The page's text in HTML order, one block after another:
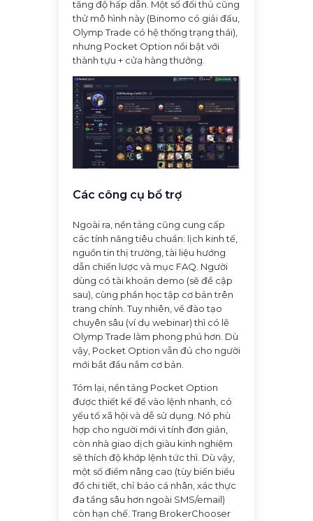
tăng độ hấp dẫn. Một số đối thủ cũng
thử mô hình này (Binomo có giải đấu,
Olymp Trade có hệ thống trạng thái),
nhưng Pocket Option nổi bật với
thành tựu + cửa hàng thưởng.
Các công cụ bổ trợ
Ngoài ra, nền tảng cũng cung cấp
các tính năng tiêu chuẩn: lịch kinh tế,
nguồn tin thị trường, tài liệu hướng
dẫn chiến lược và mục FAQ. Người
dùng có tài khoản demo (sẽ đề cập
sau), cùng phần học tập cơ bản trên
trang chính. Tuy nhiên, về đào tạo
chuyên sâu (ví dụ webinar) thì có lẽ
Olymp Trade làm phong phú hơn. Dù
vậy, Pocket Option vẫn đủ cho người
mới bắt đầu nắm cơ bản.
Tóm lại, nền tảng Pocket Option
được thiết kế để vào lệnh nhanh, có
yếu tố xã hội và dễ sử dụng. Nó phù
hợp cho người mới vì tính đơn giản,
còn nhà giao dịch giàu kinh nghiệm
sẽ thích độ khớp lệnh tức thì. Dù vậy,
một số điểm nâng cao (tùy biến biểu
đồ chi tiết, chỉ báo cá nhân, xác thực
đa tầng sâu hơn ngoài SMS/email)
còn hạn chế. Trang BrokerChooser